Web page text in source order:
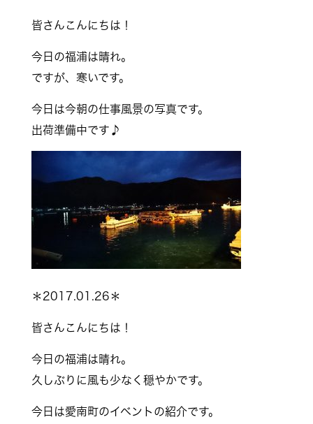
皆さんこんにちは！
今日の福浦は晴れ。
ですが、寒いです。
今日は今朝の仕事風景の写真です。
出荷準備中です♪
＊2017.01.26＊
皆さんこんにちは！
今日の福浦は晴れ。
久しぶりに風も少なく穏やかです。
今日は愛南町のイベントの紹介です。